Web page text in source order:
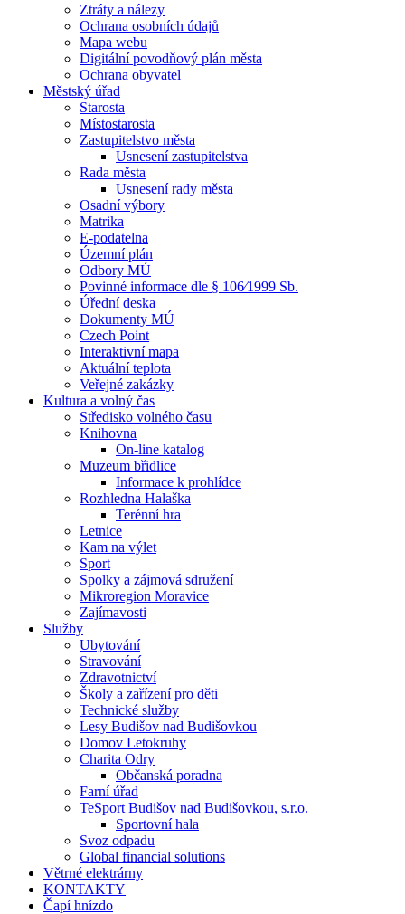
Ztráty a nálezy
Ochrana osobních údajů
Mapa webu
Digitální povodňový plán města
Ochrana obyvatel
Městský úřad
Starosta
Místostarosta
Zastupitelstvo města
Usnesení zastupitelstva
Rada města
Usnesení rady města
Osadní výbory
Matrika
E-podatelna
Územní plán
Odbory MÚ
Povinné informace dle § 106⁄1999 Sb.
Úřední deska
Dokumenty MÚ
Czech Point
Interaktivní mapa
Aktuální teplota
Veřejné zakázky
Kultura a volný čas
Středisko volného času
Knihovna
On-line katalog
Muzeum břidlice
Informace k prohlídce
Rozhledna Halaška
Terénní hra
Letnice
Kam na výlet
Sport
Spolky a zájmová sdružení
Mikroregion Moravice
Zajímavosti
Služby
Ubytování
Stravování
Zdravotnictví
Školy a zařízení pro děti
Technické služby
Lesy Budišov nad Budišovkou
Domov Letokruhy
Charita Odry
Občanská poradna
Farní úřad
TeSport Budišov nad Budišovkou, s.r.o.
Sportovní hala
Svoz odpadu
Global financial solutions
Větrné elektrárny
KONTAKTY
Čapí hnízdo